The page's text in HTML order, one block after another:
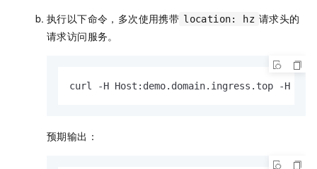
执行以下命令，多次使用携带 location: hz 请求头的
请求访问服务。
curl -H Host:demo.domain.ingress.top -H
预期输出：